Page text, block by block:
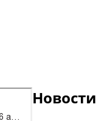
Новости